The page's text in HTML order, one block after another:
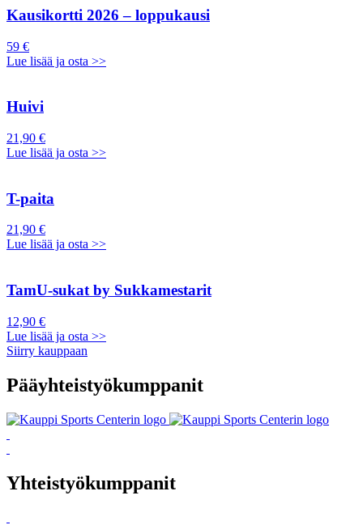
Kausikortti 2026 – loppukausi
59 €
Lue lisää ja osta >>
Huivi
21,90 €
Lue lisää ja osta >>
T-paita
21,90 €
Lue lisää ja osta >>
TamU-sukat by Sukkamestarit
12,90 €
Lue lisää ja osta >>
Siirry kauppaan
Pääyhteistyökumppanit
Yhteistyökumppanit